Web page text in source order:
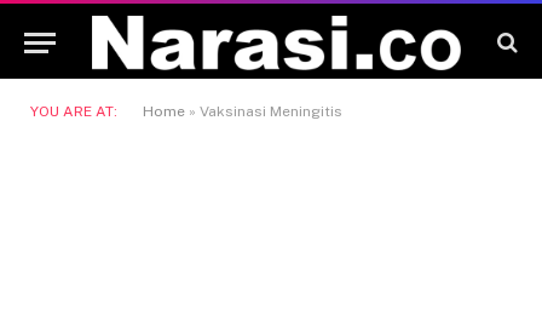
YOU ARE AT: Home » Vaksinasi Meningitis